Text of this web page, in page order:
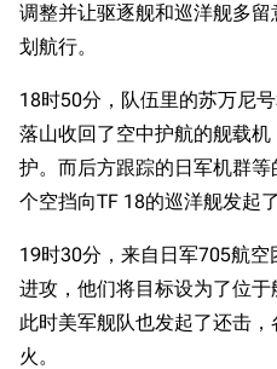
调整并让驱逐舰和巡洋舰多
划航行。
18时50分，队伍里的苏万尼
落山收回了空中护航的舰载
护。而后方跟踪的日军机群
个空挡向TF 18的巡洋舰发起了
19时30分，来自日军705航
进攻，他们将目标设为了位于
此时美军舰队也发起了还击
火。